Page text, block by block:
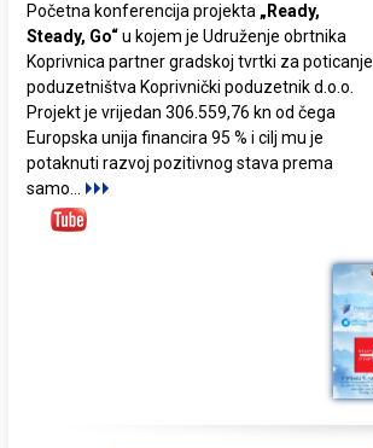
Početna konferencija projekta „Ready,
Steady, Go“u kojem je Udruženje obrtnika
Koprivnica partner gradskoj tvrtki za poticanje
poduzetništva Koprivnički poduzetnik d.o.o.
Projekt je vrijedan 306.559,76 kn od čega
Europska unija financira 95 % i cilj mu je
potaknuti razvoj pozitivnog stava prema
samo...